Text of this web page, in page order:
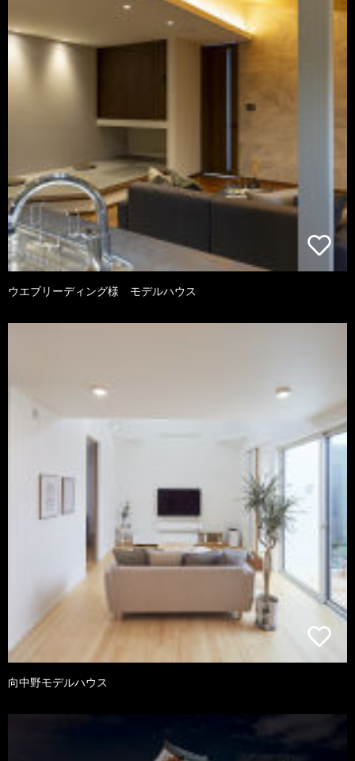
ウエブリーディング様 モデルハウス
向中野モデルハウス